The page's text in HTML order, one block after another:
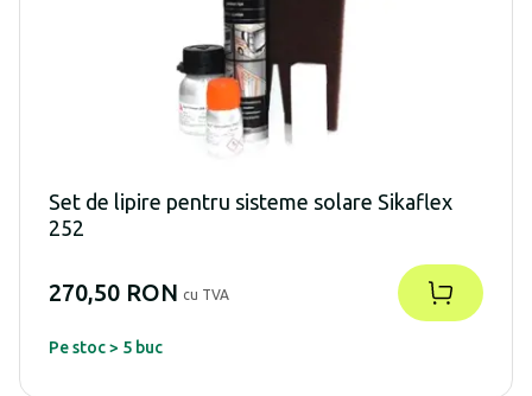
Set de lipire pentru sisteme solare Sikaflex
252
270,50 RON cu TVA
Pe stoc > 5 buc